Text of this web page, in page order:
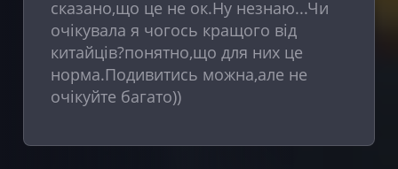
сказано,що це не ок.Ну незнаю...Чи
очікувала я чогось кращого від
китайців?понятно,що для них це
норма.Подивитись можна,але не
очікуйте багато))